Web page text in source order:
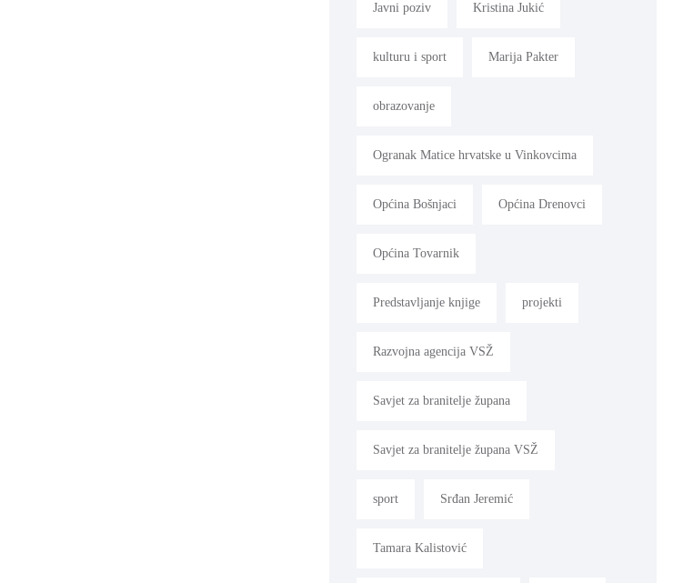
Javni poziv Kristina Jukić
kulturu i sport Marija Pakter
obrazovanje
Ogranak Matice hrvatske u Vinkovcima
Općina Bošnjaci Općina Drenovci
Općina Tovarnik
Predstavljanje knjige projekti
Razvojna agencija VSŽ
Savjet za branitelje župana
Savjet za branitelje župana VSŽ
sport Srđan Jeremić
Tamara Kalistović